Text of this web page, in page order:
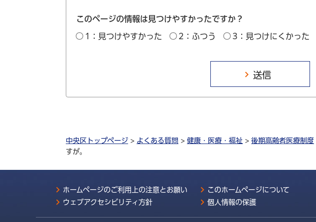
このページの情報は見つけやすかったですか？
1：見つけやすかった 2：ふつう 3：見つけにくかった
中央区トップページ > よくある質問 > 健康・医療・福祉 > 後期高齢者医療制度
すが。
ホームページのご利用上の注意とお願い このホームページについて
ウェブアクセシビリティ方針
個人情報の保護